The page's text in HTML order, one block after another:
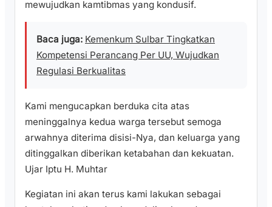
mewujudkan kamtibmas yang kondusif.
Baca juga: Kemenkum Sulbar Tingkatkan
Kompetensi Perancang Per UU, Wujudkan
Regulasi Berkualitas
Kami mengucapkan berduka cita atas
meninggalnya kedua warga tersebut semoga
arwahnya diterima disisi-Nya, dan keluarga yang
ditinggalkan diberikan ketabahan dan kekuatan.
Ujar Iptu H. Muhtar
Kegiatan ini akan terus kami lakukan sebagai